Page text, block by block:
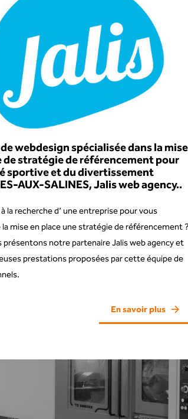
webdesign spécialisée dans la mise
de stratégie de référencement pour
sportive et du divertissement
AUX-SALINES, Jalis web agency..
la recherche d’ une entreprise pour vous
mise en place une stratégie de référencement
présentons notre partenaire Jalis web agency et
prestations proposées par cette équipe de
En savoir plus